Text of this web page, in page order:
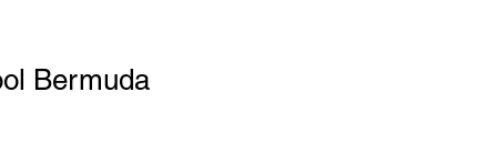
Bermuda